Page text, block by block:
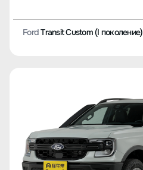
FordTransit Custom (I поколение)